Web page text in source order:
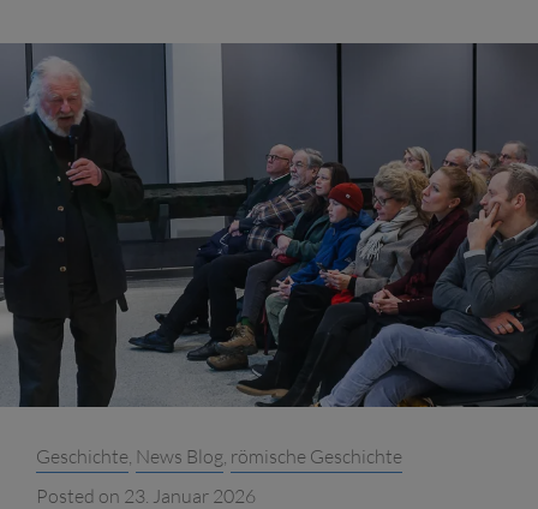
Categories:
Geschichte News Blog römische Geschichte
Posted on 23. Januar 2026